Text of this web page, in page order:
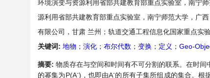
环境演变与资源利用省部共建教育部重点实验室，南宁师
源利用省部共建教育部重点实验室，南宁师范大学，广西
有限公司，甘肃 兰州；轨道交通工程信息化国家重点实
关键词: 地物 ； 演化 ； 布尔代数 ； 变换 ； 定义 ； Geo-
摘要:物质存在与空间和时间有不可分割的联系。在时
的幂集为P(A-)，也即由A-的所有子集所组成的集合。根